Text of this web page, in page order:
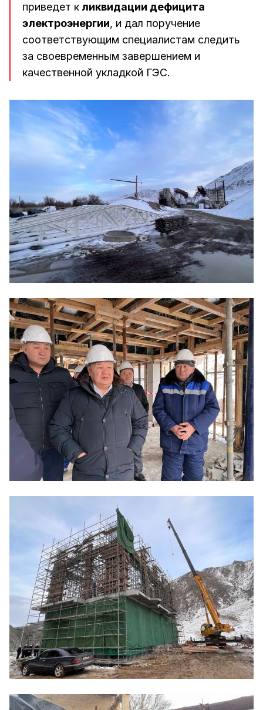
приведет к ликвидации дефицита
электроэнергии, и дал поручение
соответствующим специалистам следить
за своевременным завершением и
качественной укладкой ГЭС.